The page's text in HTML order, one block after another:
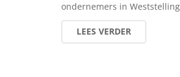
ondernemers in
LEES VERDER